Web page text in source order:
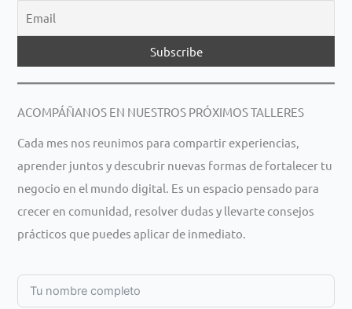
ACOMPÁÑANOS EN NUESTROS PRÓXIMOS TALLERES
Cada mes nos reunimos para compartir experiencias,
aprender juntos y descubrir nuevas formas de fortalecer tu
negocio en el mundo digital. Es un espacio pensado para
crecer en comunidad, resolver dudas y llevarte consejos
prácticos que puedes aplicar de inmediato.